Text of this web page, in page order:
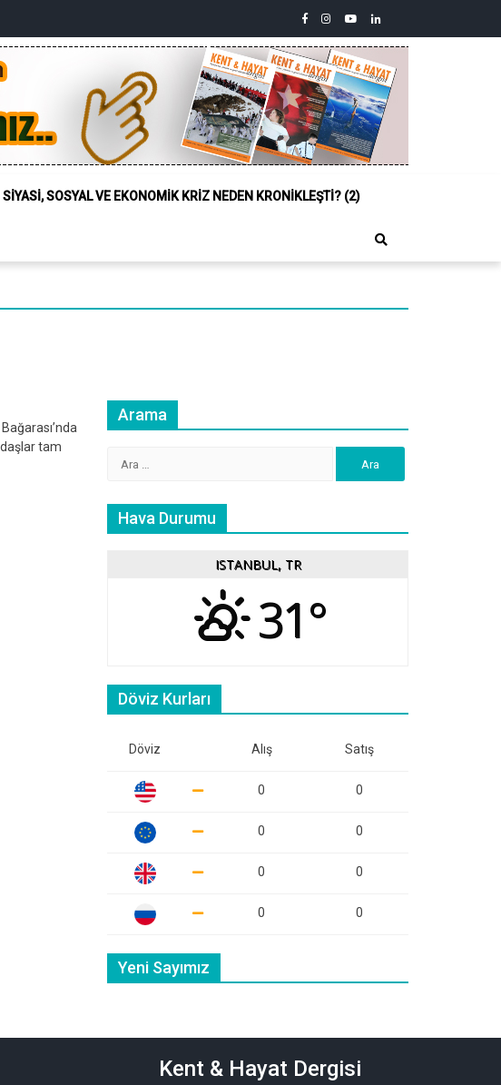
facebook
instagram
youtubelinkedin
ve
SIYASI, SOSYAL VE EKONOMIK KRIZ NEDEN KRONIKLEŞTI? (2)
tam
Arama
Hava Durumu
ISTANBUL, TR
31°
Döviz Kurları
Döviz Alış Satış
0 0
0 0
0 0
0 0
Yeni Sayımız
Kent & Hayat Dergisi